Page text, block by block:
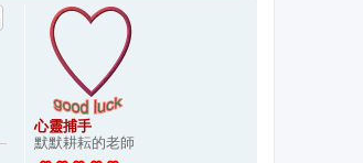
心靈捕手
默默耕耘的老師